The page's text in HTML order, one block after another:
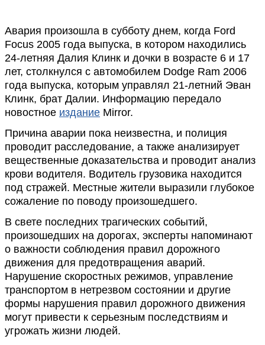
Авария произошла в субботу днем, когда Ford
Focus 2005 года выпуска, в котором находились
24-летняя Далия Клинк и дочки в возрасте 6 и 17
лет, столкнулся с автомобилем Dodge Ram 2006
года выпуска, которым управлял 21-летний Эван
Клинк, брат Далии. Информацию передало
новостное издание Mirror.
Причина аварии пока неизвестна, и полиция
проводит расследование, а также анализирует
вещественные доказательства и проводит анализ
крови водителя. Водитель грузовика находится
под стражей. Местные жители выразили глубокое
сожаление по поводу произошедшего.
В свете последних трагических событий,
произошедших на дорогах, эксперты напоминают
о важности соблюдения правил дорожного
движения для предотвращения аварий.
Нарушение скоростных режимов, управление
транспортом в нетрезвом состоянии и другие
формы нарушения правил дорожного движения
могут привести к серьезным последствиям и
угрожать жизни людей.